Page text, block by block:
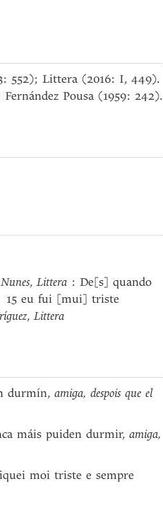
552); Littera (2016: I, 449).
Pousa (1959: 242).
Nunes,Littera : De[s] quando
15 eu fui [mui] triste
,Littera
durmín, amiga, despois que el
máis puiden durmir, amiga,
moi triste e sempre